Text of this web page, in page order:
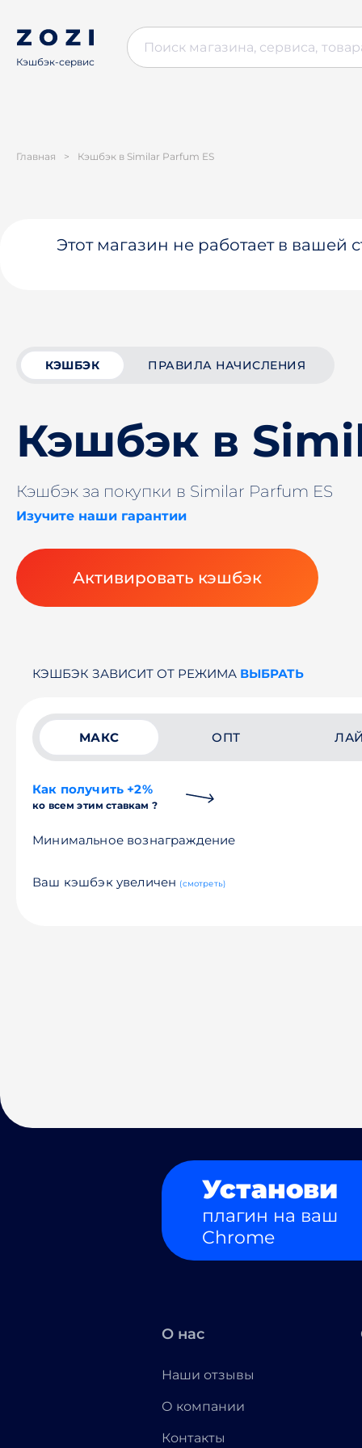
Кэшбэк-сервис
Главная > Кэшбэк в Similar Parfum ES
Этот магазин не работает в вашей
КЭШБЭК ПРАВИЛА НАЧИСЛЕНИЯ
Кэшбэк в
Кэшбэк за покупки в Similar Parfum ES
Изучите наши гарантии
Активировать кэшбэк
КЭШБЭК ЗАВИСИТ ОТ РЕЖИМА ВЫБРАТЬ
МАКС ОПТ
Как получить +2%
ко всем этим ставкам ?
Минимальное вознаграждение
Ваш кэшбэк увеличен (смотреть)
Установи
плагин на ваш
Chrome
О нас
Наши отзывы
О компании
Контакты